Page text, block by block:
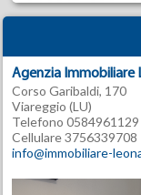
Agenzia Immobiliare
Corso Garibaldi, 170
Viareggio (LU)
Telefono 0584961129
Cellulare 3756339708
info@immobiliare-